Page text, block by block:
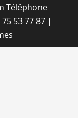
Téléphone
53 77 87 |